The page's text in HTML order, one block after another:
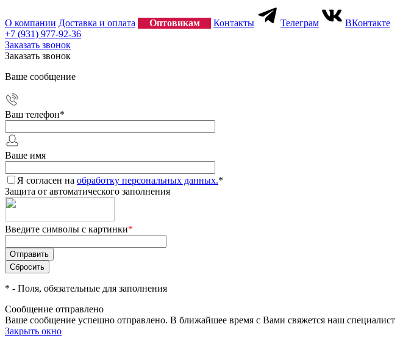
О компании Доставка и оплата Оптовикам Контакты Телеграм
ВКонтакте
+7 (931) 977-92-36
Заказать звонок
Заказать звонок
Ваше сообщение
Ваш телефон*
Ваше имя
Я согласен на обработку персональных данных.*
Защита от автоматического заполнения
Введите символы с картинки*
* - Поля, обязательные для заполнения
Сообщение отправлено
Ваше сообщение успешно отправлено. В ближайшее время с Вами свяжется наш специалист
Закрыть окно